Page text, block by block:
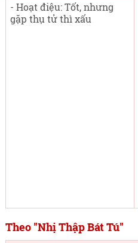
- Hoạt điệu: Tốt, nhưng
gặp thụ tử thì xấu
Theo "Nhị Thập Bát Tú"